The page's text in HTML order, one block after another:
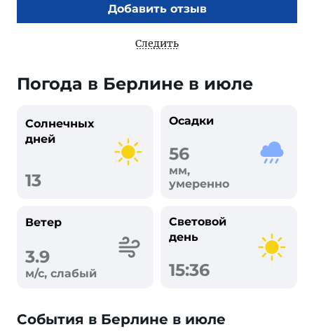
Добавить отзыв
Следить
Погода в Берлине в июле
Солнечных
дней
13
Осадки
56
мм,
умеренно
Ветер
3.9
м/с, слабый
Световой
день
15:36
События в Берлине в июле